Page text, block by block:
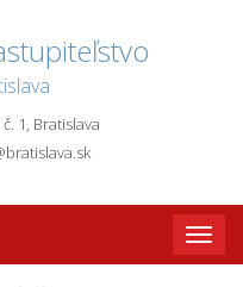
1, Bratislava
Toggle